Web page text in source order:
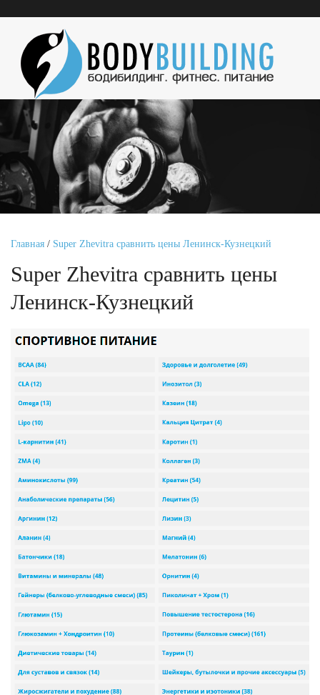
Главная / Super Zhevitra сравнить цены Ленинск-Кузнецкий
Super Zhevitra сравнить цены
Ленинск-Кузнецкий